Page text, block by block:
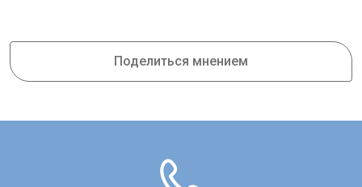
Поделиться мнением